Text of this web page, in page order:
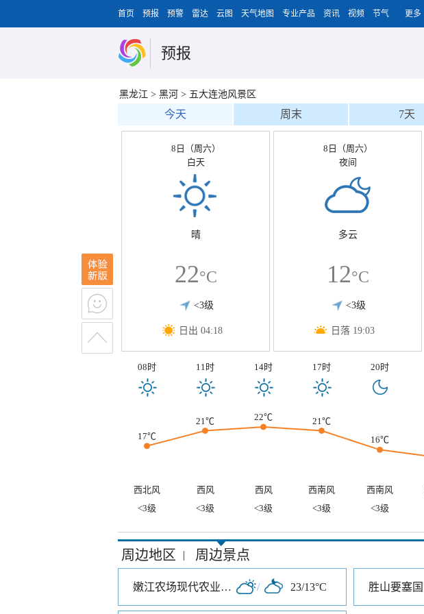
首页 预报 预警 雷达 云图 天气地图 专业产品 资讯 视频 节气 更多
预报
黑龙江 > 黑河 > 五大连池风景区
今天 周末 7天
8日（周六）
白天
晴
22°C
<3级
日出 04:18
8日（周六）
夜间
多云
12°C
<3级
日落 19:03
08时 11时 14时 17时 20时
17℃
21℃ 22℃
21℃
16℃
西北风 西风 西风 西南风 西南风
<3级
<3级 <3级 <3级 <3级
周边地区 | 周边景点
嫩江农场现代农业观光区 / 23/13°C